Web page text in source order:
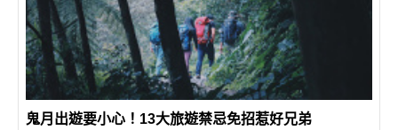
鬼月出遊要小心！13大旅遊禁忌免招惹好兄弟